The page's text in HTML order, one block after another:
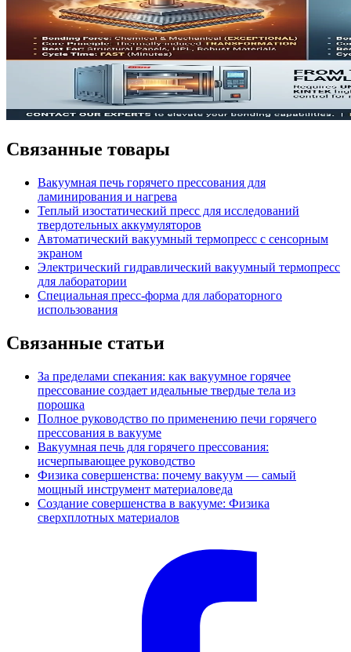
Связанные товары
Вакуумная печь горячего прессования для
ламинирования и нагрева
Теплый изостатический пресс для исследований
твердотельных аккумуляторов
Автоматический вакуумный термопресс с сенсорным
экраном
Электрический гидравлический вакуумный термопресс
для лаборатории
Специальная пресс-форма для лабораторного
использования
Связанные статьи
За пределами спекания: как вакуумное горячее
прессование создает идеальные твердые тела из
порошка
Полное руководство по применению печи горячего
прессования в вакууме
Вакуумная печь для горячего прессования:
исчерпывающее руководство
Физика совершенства: почему вакуум — самый
мощный инструмент материаловеда
Создание совершенства в вакууме: Физика
сверхплотных материалов